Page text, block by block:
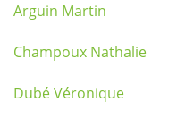
Arguin Martin
Champoux Nathalie
Dubé Véronique